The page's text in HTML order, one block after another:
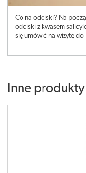
Co na odciski? Na
odciski z kwasem
się umówić na wizytę
Inne